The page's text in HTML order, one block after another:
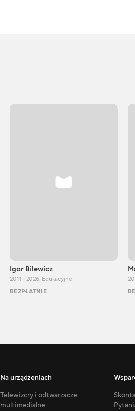
Igor Bilewicz
2011 - 2026, Edukacyjne
BEZPŁATNIE
Na urządzeniach
Telewizory i odtwarzacze
multimedialne